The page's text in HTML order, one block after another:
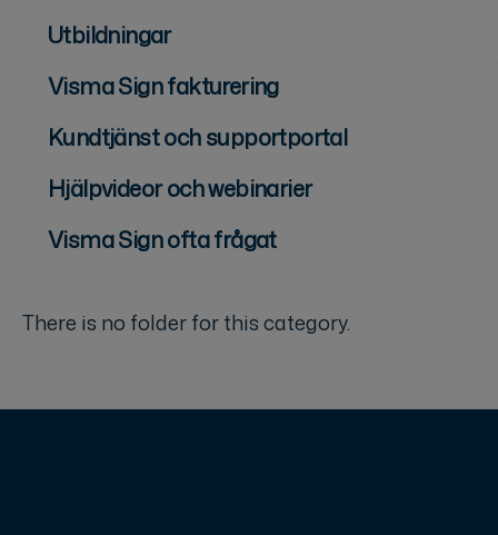
Utbildningar
Visma Sign fakturering
Kundtjänst och supportportal
Hjälpvideor och webinarier
Visma Sign ofta frågat
There is no folder for this category.